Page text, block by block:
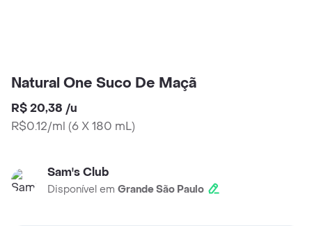
Natural One Suco De Maçã
R$ 20,38 /u
R$0.12/ml (6 X 180 mL)
Sam's Club
Disponível em Grande São Paulo